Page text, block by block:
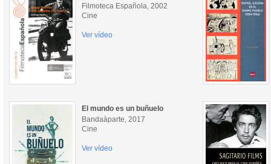
Filmoteca Española, 2002
Cine
Ver vídeo
El mundo es un buñuelo
Bandaàparte, 2017
Cine
Ver vídeo